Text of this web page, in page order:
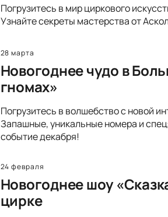
Погрузитесь в мир циркового
Узнайте секреты мастерства от
28 марта
Новогоднее чудо в
гномах»
Погрузитесь в волшебство с новой
Запашные, уникальные номера и
событие декабря!
24 февраля
Новогоднее шоу
цирке